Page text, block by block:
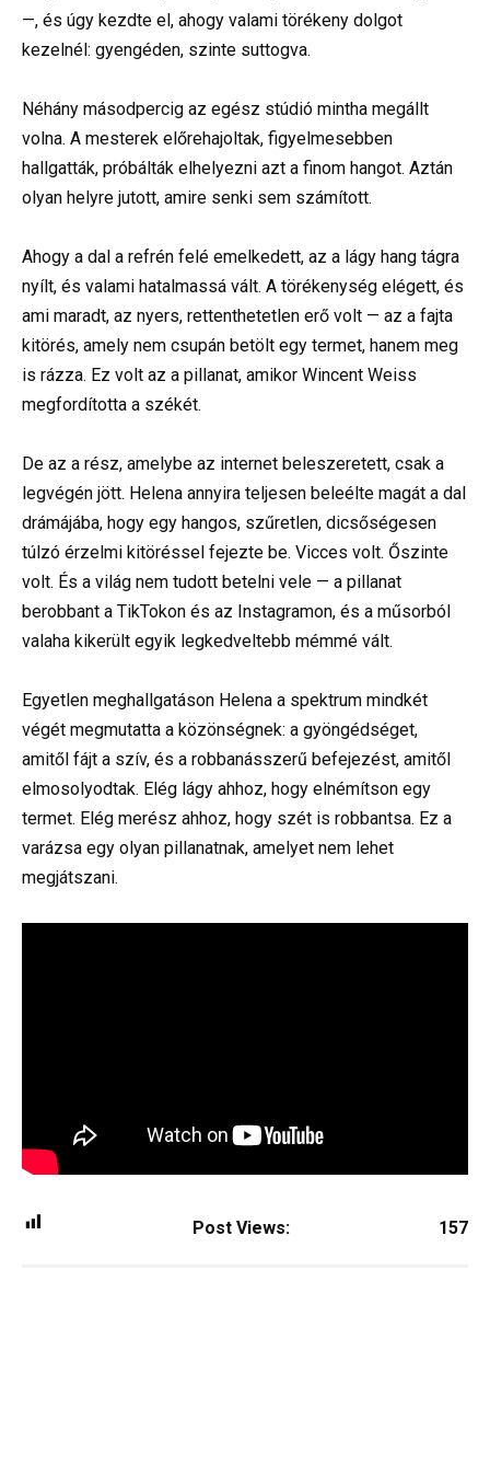
—, és úgy kezdte el, ahogy valami törékeny dolgot
kezelnél: gyengéden, szinte suttogva.
Néhány másodpercig az egész stúdió mintha megállt
volna. A mesterek előrehajoltak, figyelmesebben
hallgatták, próbálták elhelyezni azt a finom hangot. Aztán
olyan helyre jutott, amire senki sem számított.
Ahogy a dal a refrén felé emelkedett, az a lágy hang tágra
nyílt, és valami hatalmassá vált. A törékenység elégett, és
ami maradt, az nyers, rettenthetetlen erő volt — az a fajta
kitörés, amely nem csupán betölt egy termet, hanem meg
is rázza. Ez volt az a pillanat, amikor Wincent Weiss
megfordította a székét.
De az a rész, amelybe az internet beleszeretett, csak a
legvégén jött. Helena annyira teljesen beleélte magát a dal
drámájába, hogy egy hangos, szűretlen, dicsőségesen
túlzó érzelmi kitöréssel fejezte be. Vicces volt. Őszinte
volt. És a világ nem tudott betelni vele — a pillanat
berobbant a TikTokon és az Instagramon, és a műsorból
valaha kikerült egyik legkedveltebb mémmé vált.
Egyetlen meghallgatáson Helena a spektrum mindkét
végét megmutatta a közönségnek: a gyöngédséget,
amitől fájt a szív, és a robbanásszerű befejezést, amitől
elmosolyodtak. Elég lágy ahhoz, hogy elnémítson egy
termet. Elég merész ahhoz, hogy szét is robbantsa. Ez a
varázsa egy olyan pillanatnak, amelyet nem lehet
megjátszani.
Post Views: 157